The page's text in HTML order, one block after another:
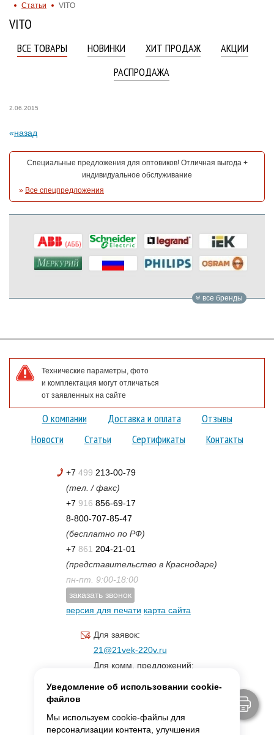
Статьи
VITO
VITO
ВСЕ ТОВАРЫ НОВИНКИ ХИТ ПРОДАЖ
АКЦИИ
РАСПРОДАЖА
2.06.2015
назад
Специальные предложения для оптовиков! Отличная выгода +
индивидуальное обслуживание
» Все спецпредложения
все бренды
Технические параметры, фото
и комплектация могут отличаться
от заявленных на сайте
О компании Доставка и оплата
Отзывы
Новости
Статьи Сертификаты Контакты
+7 499 213-00-79
(тел. / факс)
+7 916 856-69-17
8-800-707-85-47
(бесплатно по РФ)
+7 861 204-21-01
(представительство в Краснодаре)
пн-пт. 9:00-18:00
заказать звонок
версия для печати карта сайта
Для заявок:
21@21vek-220v.ru
Для комм. предложений:
Уведомление об использовании cookie-
файлов
Мы используем cookie-файлы для
персонализации контента, улучшения